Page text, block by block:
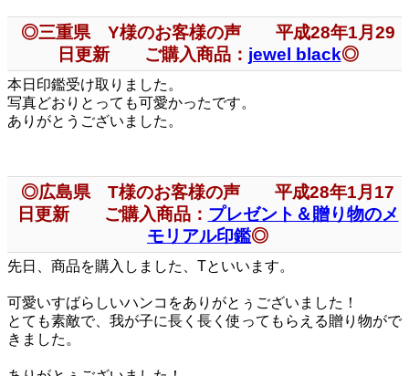
◎三重県 Y様のお客様の声 平成28年1月29
日更新 ご購入商品： jewel black◎
本日印鑑受け取りました。
写真どおりとっても可愛かったです。
ありがとうございました。
◎広島県 T様のお客様の声 平成28年1月17
日更新 ご購入商品： プレゼント＆贈り物のメ
モリアル印鑑◎
先日、商品を購入しました、Tといいます。
可愛いすばらしいハンコをありがとぅございました！
とても素敵で、我が子に長く長く使ってもらえる贈り物がで
きました。